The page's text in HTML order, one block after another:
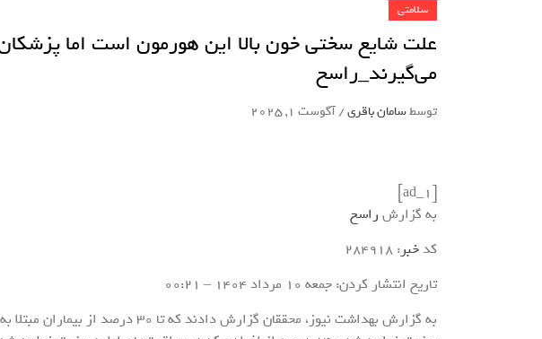
سلامتی
علت شایع سختی خون بالا این هورمون است اما
می‌گیرند_راسخ
توسطسامان باقری/آگوست 1, 2025
[ad_1]
به گزارش راسخ
کدخبر: 284918
تاریخ انتشار کردن: جمعه 10 مرداد 1404 – 00:21
به گزارش بهداشت نیوز، محققان گزارش